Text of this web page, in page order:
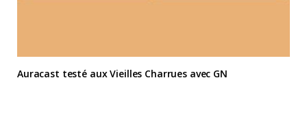
Auracast testé aux Vieilles Charrues avec GN